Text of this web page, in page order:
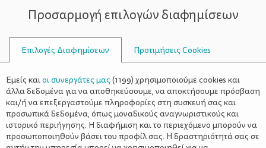
ΣΥΜΒΟΥΛΟΙ
ΟΙΚΟΓΈΝΕΙΑ>ΟΙΚΟΓΕΝΕΙΑΚΈΣ ΔΡΑΣΤΗΡΙΌΤΗΤΕΣ
Γη Θεραπαινίς: Δημιουργώντας
ένα αγρόκτημα για τον αυτισμό
Προσαρμογή επιλογών διαφημίσεων
Επιλογές Διαφημίσεων Προτιμήσεις Cookies
Εμείς καιοι συνεργάτες μας (1199) χρησιμοποιούμε cookies και
άλλα δεδομένα για να αποθηκεύσουμε, να αποκτήσουμε πρόσβαση
και/ή να επεξεργαστούμε πληροφορίες στη συσκευή σας και
προσωπικά δεδομένα, όπως μοναδικούς αναγνωριστικούς και
ιστορικό περιήγησης. Η διαφήμιση και το περιεχόμενο μπορούν να
προσωποποιηθούν βάσει του προφίλ σας. Η δραστηριότητά σας σε